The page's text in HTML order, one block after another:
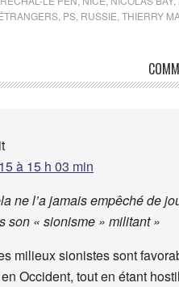
PS RUSSIE THIERRY
à 15 h 03 min
ne l’a jamais empêché de
son « sionisme » militant »
milieux sionistes sont
Occident, tout en étant